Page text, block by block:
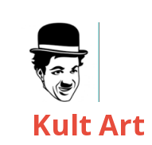
Kult Art